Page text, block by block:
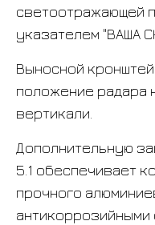
светоотражающей
указателем "ВАША
Выносной
положение радара
вертикали.
Дополнительную
5.1 обеспечивает
прочного
антикоррозийными